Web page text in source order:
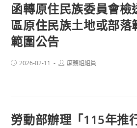
函轉原住民族委員會檢
區原住民族土地或部落
範圍公告
Post2026-02-11
Post庶務組組員
勞動部辦理「115年推